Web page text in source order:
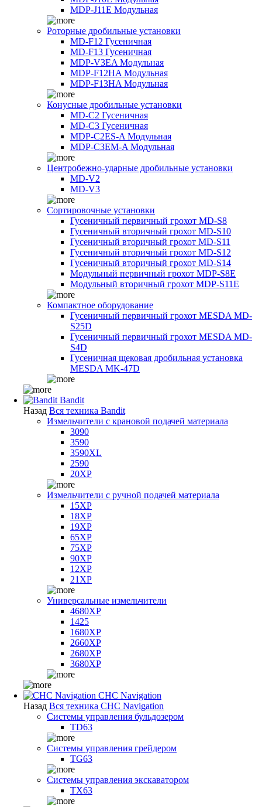
MDP-J11E Модульная
Роторные дробильные установки
MD-F12 Гусеничная
MD-F13 Гусеничная
MDP-V3EA Модульная
MDP-F12HA Модульная
MDP-F13HA Модульная
Конусные дробильные установки
MD-C2 Гусеничная
MD-C3 Гусеничная
MDP-C2ES-A Модульная
MDP-C3EM-A Модульная
Центробежно-ударные дробильные установки
MD-V2
MD-V3
Сортировочные установки
Гусеничный первичный грохот MD-S8
Гусеничный вторичный грохот MD-S10
Гусеничный вторичный грохот MD-S11
Гусеничный вторичный грохот MD-S12
Гусеничный вторичный грохот MD-S14
Модульный первичный грохот MDP-S8E
Модульный вторичный грохот MDP-S11E
Компактное оборудование
Гусеничный первичный грохот MESDA MD-
S25D
Гусеничный первичный грохот MESDA MD-
S4D
Гусеничная щековая дробильная установка
MESDA MK-47D
Bandit
Назад Вся техника Bandit
Измельчители с крановой подачей материала
3090
3590
3590XL
2590
20XP
Измельчители с ручной подачей материала
15XP
18XP
19XP
65XP
75XP
90XP
12XP
21XP
Универсальные измельчители
4680XP
1425
1680XP
2660XP
2680XP
3680XP
CHC Navigation
Назад Вся техника CHC Navigation
Системы управления бульдозером
TD63
Системы управления грейдером
TG63
Системы управления экскаватором
TX63